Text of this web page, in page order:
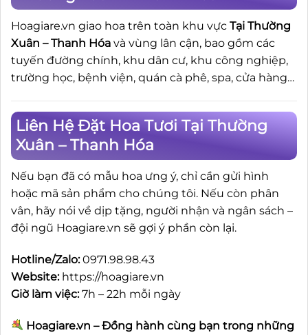
Hoagiare.vn giao hoa trên toàn khu vực Tại Thường
Xuân – Thanh Hóa và vùng lân cận, bao gồm các
tuyến đường chính, khu dân cư, khu công nghiệp,
trường học, bệnh viện, quán cà phê, spa, cửa hàng…
Liên Hệ Đặt Hoa Tươi Tại Thường
Xuân – Thanh Hóa
Nếu bạn đã có mẫu hoa ưng ý, chỉ cần gửi hình
hoặc mã sản phẩm cho chúng tôi. Nếu còn phân
vân, hãy nói về dịp tặng, người nhận và ngân sách –
đội ngũ Hoagiare.vn sẽ gợi ý phần còn lại.
Hotline/Zalo:0971.98.98.43
Website: https://hoagiare.vn
Giờ làm việc:7h – 22h mỗi ngày
Hoagiare.vn – Đồng hành cùng bạn trong những